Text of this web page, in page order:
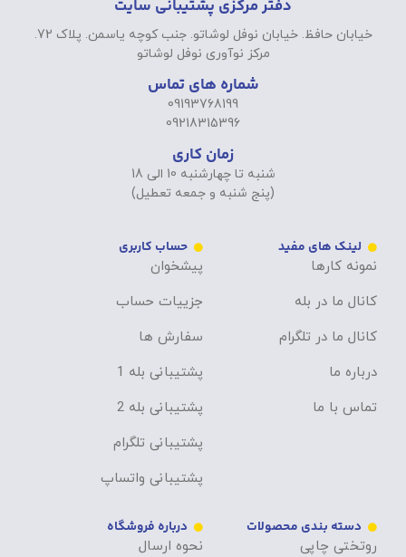
دفتر مرکزی پشتیبانی سایت
خیابان حافظ. خیابان نوفل لوشاتو. جنب کوچه یاسمن. پلاک 72.
مرکز نوآوری نوفل لوشاتو
شماره های تماس
09193768199
09218315396
زمان کاری
شنبه تا چهارشنبه 10 الی 18
(پنج شنبه و جمعه تعطیل)
لینک های مفید
نمونه کارها
کانال ما در بله
کانال ما در تلگرام
درباره ما
تماس با ما
حساب کاربری
پیشخوان
جزییات حساب
سفارش ها
پشتیبانی بله 1
پشتیبانی بله 2
پشتیبانی تلگرام
پشتیبانی واتساپ
دسته بندی محصولات
روتختی چاپی
درباره فروشگاه
نحوه ارسال